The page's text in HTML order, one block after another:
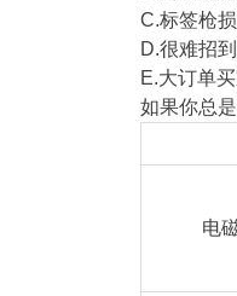
C.标签枪
D.很难招
E.大订单
如果你总
电